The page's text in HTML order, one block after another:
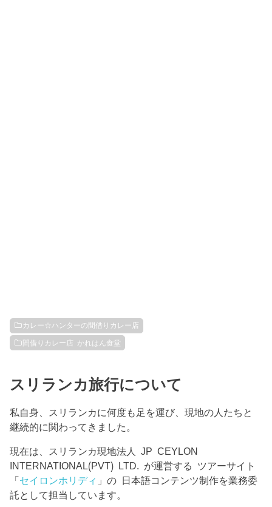
カレー☆ハンターの間借りカレー店
間借りカレー店 かれはん食堂
スリランカ旅行について
私自身、スリランカに何度も足を運び、現地の人たちと
継続的に関わってきました。
現在は、スリランカ現地法人 JP CEYLON
INTERNATIONAL(PVT) LTD. が運営する ツアーサイト
「セイロンホリディ 」の 日本語コンテンツ制作を業務委
託として担当しています。